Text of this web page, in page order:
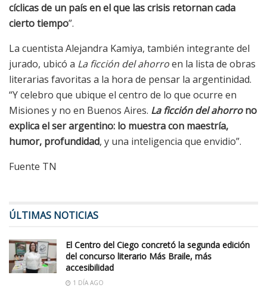
cíclicas de un país en el que las crisis retornan cada
cierto tiempo”.
La cuentista Alejandra Kamiya, también integrante del
jurado, ubicó a La ficción del ahorroen la lista de obras
literarias favoritas a la hora de pensar la argentinidad.
“Y celebro que ubique el centro de lo que ocurre en
Misiones y no en Buenos Aires. La ficción del ahorrono
explica el ser argentino: lo muestra con maestría,
humor, profundidad, y una inteligencia que envidio”.
Fuente TN
ÚLTIMAS NOTICIAS
El Centro del Ciego concretó la segunda edición
del concurso literario Más Braile, más
accesibilidad
1 DÍA AGO